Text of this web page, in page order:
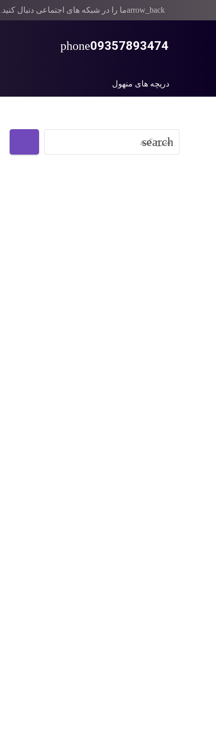
arrow_backما را در شبکه های اجتماعی دنبال کنید.
09357893474
phone
دریچه های منهول
جستجو